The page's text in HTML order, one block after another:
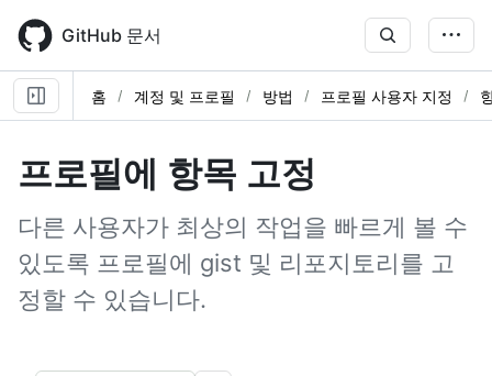
main
content
GitHub 문서
홈 계정 및 프로필 방법 프로필 사용자 지정
프로필에 항목 고정
다른 사용자가 최상의 작업을 빠르게 볼 수
있도록 프로필에 gist 및 리포지토리를 고
정할 수 있습니다.